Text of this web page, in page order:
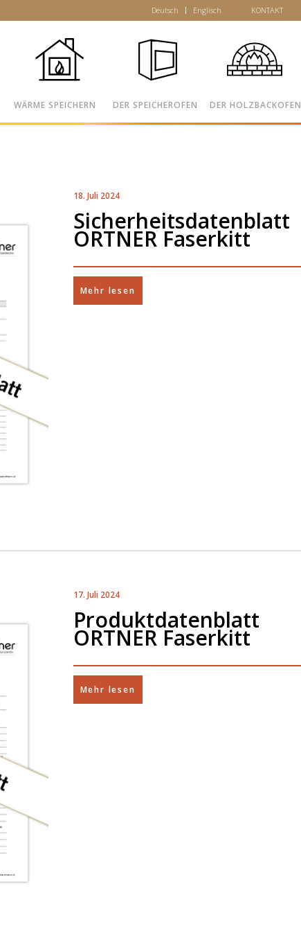
Deutsch Englisch KONTAKT
WÄRME SPEICHERN DER SPEICHEROFEN DER HOLZBACKOFEN
18. Juli 2024
Sicherheitsdatenblatt
ORTNER Faserkitt
Mehr lesen
17. Juli 2024
Produktdatenblatt
ORTNER Faserkitt
Mehr lesen